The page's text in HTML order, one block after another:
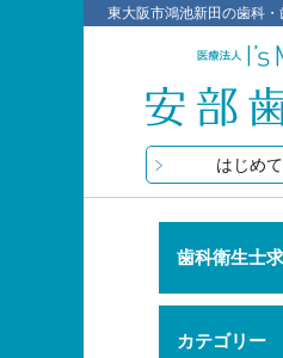
東大阪市鴻池新田の歯科
はじめ
歯科衛生士
カテゴリー